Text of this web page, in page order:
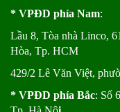
* VPĐD phía Nam:
Lầu 8, Tòa nhà Linco,
Hòa, Tp. HCM
429/2 Lê Văn Việt,
* VPĐD phía Bắc: Số